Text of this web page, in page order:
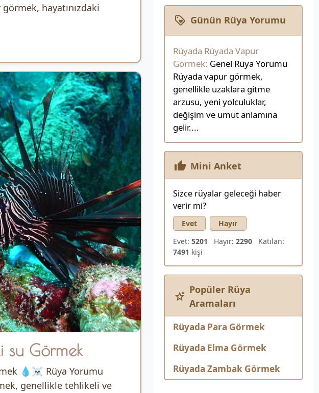
hayatınızdaki
su Görmek
💧☠️ Rüya Yorumu
genellikle tehlikeli ve
Günün Rüya Yorumu
Rüyada Rüyada Vapur
Görmek: Genel Rüya Yorumu
Rüyada vapur görmek,
genellikle uzaklara gitme
arzusu, yeni yolculuklar,
değişim ve umut anlamına
gelir....
Mini Anket
Sizce rüyalar geleceği haber
verir mi?
Evet
Hayır
Evet: 5201 Hayır: 2290Katılan:
7491 kişi
Popüler Rüya
Aramaları
Rüyada Para Görmek
Rüyada Elma Görmek
Rüyada Zambak Görmek